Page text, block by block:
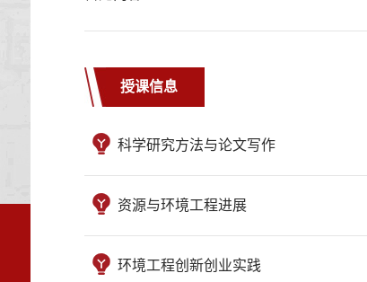
授课信息
科学研究方法与论文写作
资源与环境工程进展
环境工程创新创业实践